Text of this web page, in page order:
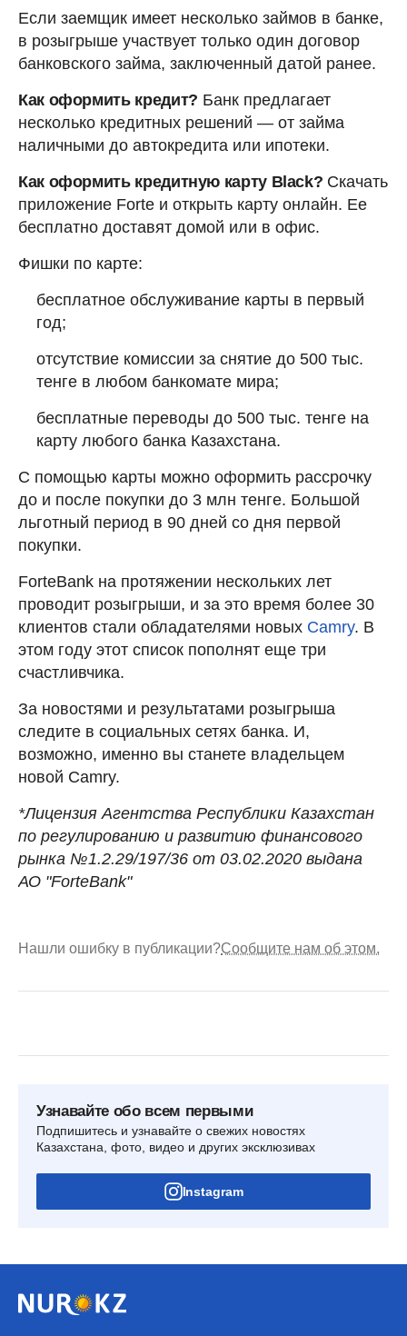
Если заемщик имеет несколько займов в банке,
в розыгрыше участвует только один договор
банковского займа, заключенный датой ранее.
Как оформить кредит? Банк предлагает
несколько кредитных решений — от займа
наличными до автокредита или ипотеки.
Как оформить кредитную карту Black? Скачать
приложение Forte и открыть карту онлайн. Ее
бесплатно доставят домой или в офис.
Фишки по карте:
бесплатное обслуживание карты в первый
год;
отсутствие комиссии за снятие до 500 тыс.
тенге в любом банкомате мира;
бесплатные переводы до 500 тыс. тенге на
карту любого банка Казахстана.
С помощью карты можно оформить рассрочку
до и после покупки до 3 млн тенге. Большой
льготный период в 90 дней со дня первой
покупки.
ForteBank на протяжении нескольких лет
проводит розыгрыши, и за это время более 30
клиентов стали обладателями новых Camry. В
этом году этот список пополнят еще три
счастливчика.
За новостями и результатами розыгрыша
следите в социальных сетях банка. И,
возможно, именно вы станете владельцем
новой Camry.
*Лицензия Агентства Республики Казахстан
по регулированию и развитию финансового
рынка №1.2.29/197/36 от 03.02.2020 выдана
АО "ForteBank"
Нашли ошибку в публикации?Сообщите нам об этом.
Узнавайте обо всем первыми
Подпишитесь и узнавайте о свежих новостях
Казахстана, фото, видео и других эксклюзивах
Instagram